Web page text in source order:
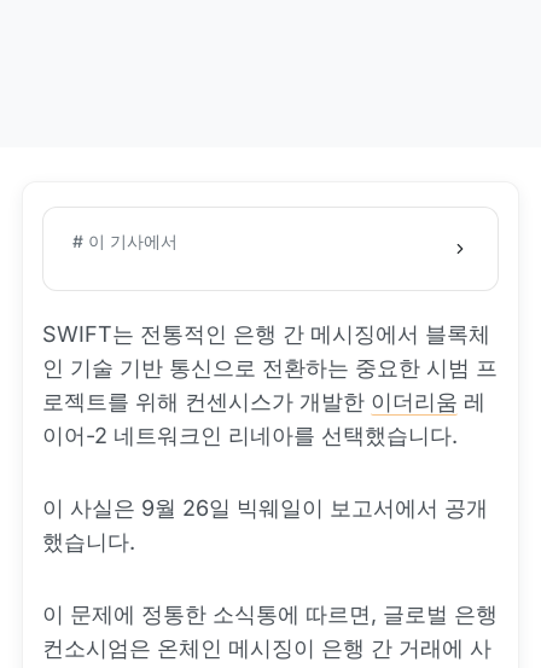
# 이 기사에서
SWIFT는 전통적인 은행 간 메시징에서 블록체
인 기술 기반 통신으로 전환하는 중요한 시범 프
로젝트를 위해 컨센시스가 개발한 이더리움 레
이어-2 네트워크인 리네아를 선택했습니다.
이 사실은 9월 26일 빅웨일이 보고서에서 공개
했습니다.
이 문제에 정통한 소식통에 따르면, 글로벌 은행
컨소시엄은 온체인 메시징이 은행 간 거래에 사